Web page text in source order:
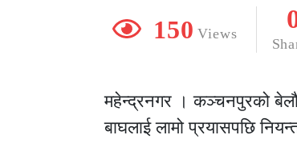
150 Views
महेन्द्रनगर । कञ्चनपुरको
बाघलाई लामो प्रयासपछि